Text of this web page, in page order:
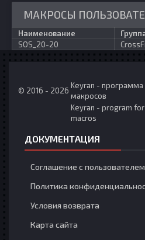
МАКРОСЫ
Наименование
SOS_20-20
© 2016 - 2026
Keyran - программа
макросов
Keyran - program
macros
ДОКУМЕНТАЦИЯ
Соглашение с пользователем
Политика
Условия возврата
Карта сайта